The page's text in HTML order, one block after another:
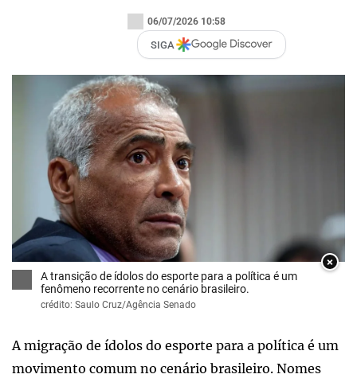
06/07/2026 10:58
SIGA
×
A transição de ídolos do esporte para a política é um
fenômeno recorrente no cenário brasileiro.
crédito: Saulo Cruz/Agência Senado
A migração de ídolos do esporte para a política é um
movimento comum no cenário brasileiro. Nomes